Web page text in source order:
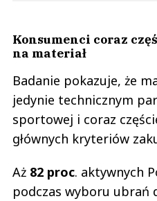
Konsumenci coraz
na materiał
Badanie pokazuje, że
jedynie technicznym
sportowej i coraz
głównych kryteriów
Aż 82 proc. aktywnych
podczas wyboru ubrań